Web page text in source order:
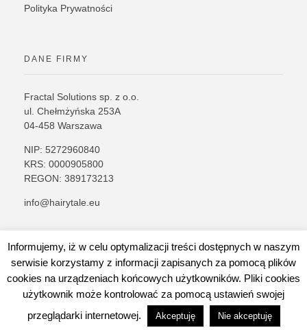
Polityka Prywatności
DANE FIRMY
Fractal Solutions sp. z o.o.
ul. Chełmżyńska 253A
04-458 Warszawa
NIP: 5272960840
KRS: 0000905800
REGON: 389173213
info@hairytale.eu
© 2026 Hairy Tale Cosmetics. All rights reserved.
Informujemy, iż w celu optymalizacji treści dostępnych w naszym
serwisie korzystamy z informacji zapisanych za pomocą plików
cookies na urządzeniach końcowych użytkowników. Pliki cookies
użytkownik może kontrolować za pomocą ustawień swojej
przeglądarki internetowej.
Akceptuję Nie akceptuję